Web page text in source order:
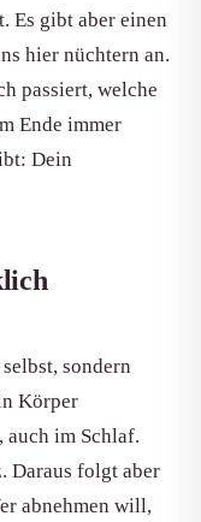
Es gibt aber einen
hier nüchtern an.
passiert, welche
Ende immer
Dein
sondern
Körper
auch im Schlaf.
Daraus folgt aber
abnehmen will,